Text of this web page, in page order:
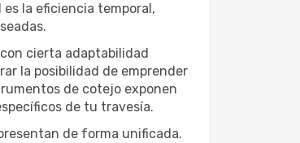
la eficiencia temporal,
cierta adaptabilidad
la posibilidad de emprender
de cotejo exponen
de tu travesía.
de forma unificada.